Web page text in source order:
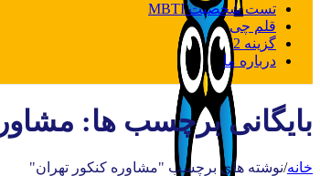
تست شخصیت MBTI
قلم چی
گزینه 2
درباره ما
بایگانی برچسب ها:
خانه/نوشته های برچسب "مشاوره کنکور تهران"